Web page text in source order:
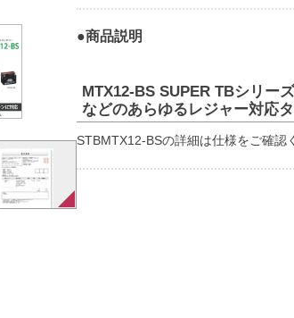
●商品説明
MTX12-BS SUPER TBシリー
などのあらゆるレジャー対応
STBMTX12-BSの詳細は仕様をご確認